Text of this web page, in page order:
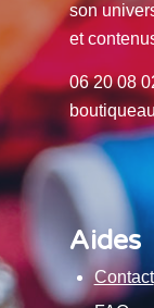
son
et
06 20 08
Aides
Contact